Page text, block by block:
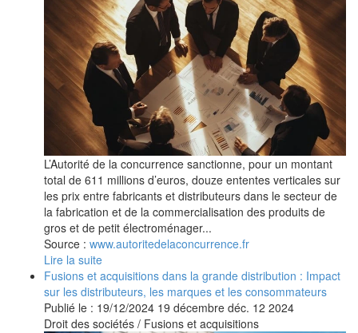
L’Autorité de la concurrence sanctionne, pour un montant
total de 611 millions d’euros, douze ententes verticales sur
les prix entre fabricants et distributeurs dans le secteur de
la fabrication et de la commercialisation des produits de
gros et de petit électroménager...
Source : www.autoritedelaconcurrence.fr
Lire la suite
Fusions et acquisitions dans la grande distribution : Impact
sur les distributeurs, les marques et les consommateurs
Publié le : 19/12/2024 19 décembre déc. 12 2024
Droit des sociétés / Fusions et acquisitions